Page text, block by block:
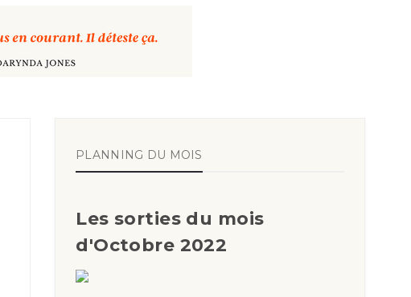
PLANNING DU MOIS
Les sorties du mois
d'Octobre 2022